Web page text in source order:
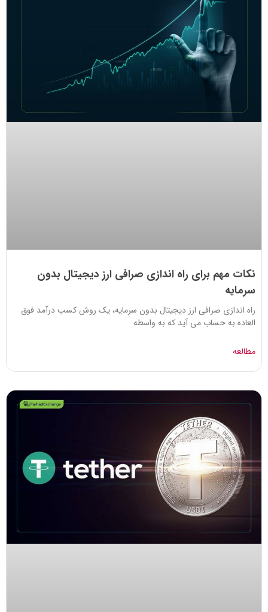
نکات مهم برای راه اندازی صرافی ارز دیجیتال بدون
سرمایه
راه اندازی صرافی ارز دیجیتال بدون سرمایه، یک روش کسب درآمد فوق
العاده به حساب می آید که به واسطه
مطالعه